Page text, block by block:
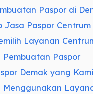
Paspor di
Jasa Paspor Centrum
Layanan
Pembuatan Paspor
Demak yang
Menggunakan